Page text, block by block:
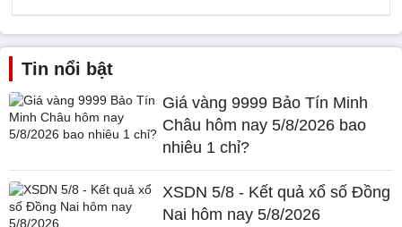
Tin nổi bật
Giá vàng 9999 Bảo Tín Minh
Châu hôm nay 5/8/2026 bao
nhiêu 1 chỉ?
XSDN 5/8 - Kết quả xổ số Đồng
Nai hôm nay 5/8/2026